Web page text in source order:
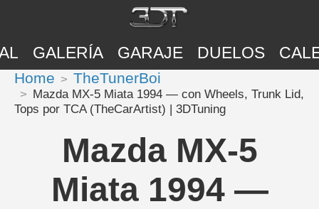
GALERÍA GARAJE DUELOS
Home TheTunerBoi
Mazda MX-5 Miata 1994 — con Wheels, Trunk Lid,
Tops por TCA (TheCarArtist) | 3DTuning
Mazda MX-5
Miata 1994 —